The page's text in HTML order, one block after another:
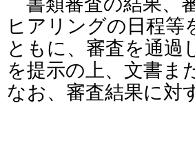
ヒアリングの日程等
ともに、審査を通過
を提示の上、文書ま
なお、審査結果に対